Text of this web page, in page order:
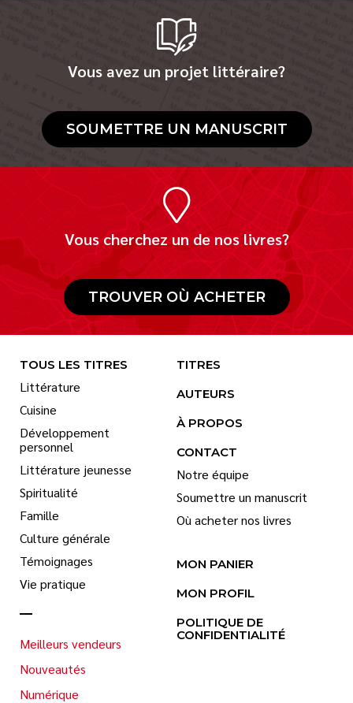
Vous avez un projet littéraire?
SOUMETTRE UN MANUSCRIT
Vous cherchez un de nos livres?
TROUVER OÙ ACHETER
TOUS LES TITRES
Littérature
Cuisine
Développement
personnel
Littérature jeunesse
Spiritualité
Famille
Culture générale
Témoignages
Vie pratique
Meilleurs vendeurs
Nouveautés
Numérique
TITRES
AUTEURS
À PROPOS
CONTACT
Notre équipe
Soumettre un manuscrit
Où acheter nos livres
MON PANIER
MON PROFIL
POLITIQUE DE
CONFIDENTIALITÉ